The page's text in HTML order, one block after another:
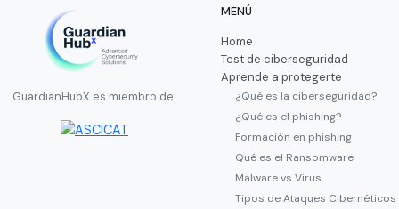
GuardianHubX es miembro de:
MENÚ
Home
Test de ciberseguridad
Aprende a protegerte
¿Qué es la ciberseguridad?
¿Qué es el phishing?
Formación en phishing
Qué es el Ransomware
Malware vs Virus
Tipos de Ataques Cibernéticos